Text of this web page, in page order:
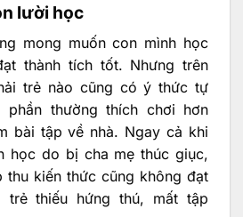
lười học
mong muốn con mình học
thành tích tốt. Nhưng trên
trẻ nào cũng có ý thức tự
thường thích chơi hơn
bài tập về nhà. Ngay cả khi
học do bị cha mẹ thúc giục,
thu kiến thức cũng không đạt
trẻ thiếu hứng thú, mất tập